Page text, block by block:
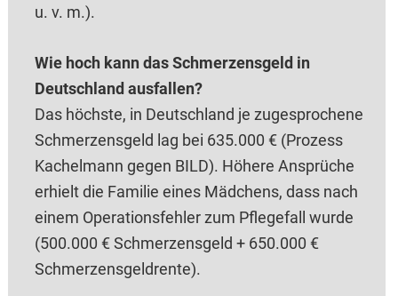
u. v. m.).
Wie hoch kann das Schmerzensgeld in
Deutschland ausfallen?
Das höchste, in Deutschland je zugesprochene
Schmerzensgeld lag bei 635.000 € (Prozess
Kachelmann gegen BILD). Höhere Ansprüche
erhielt die Familie eines Mädchens, dass nach
einem Operationsfehler zum Pflegefall wurde
(500.000 € Schmerzensgeld + 650.000 €
Schmerzensgeldrente).